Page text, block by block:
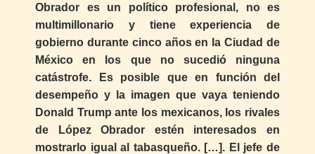
Obrador es un político profesional, no es
multimillonario y tiene experiencia de
gobierno durante cinco años en la Ciudad de
México en los que no sucedió ninguna
catástrofe. Es posible que en función del
desempeño y la imagen que vaya teniendo
Donald Trump ante los mexicanos, los rivales
de López Obrador estén interesados en
mostrarlo igual al tabasqueño. […]. El jefe de